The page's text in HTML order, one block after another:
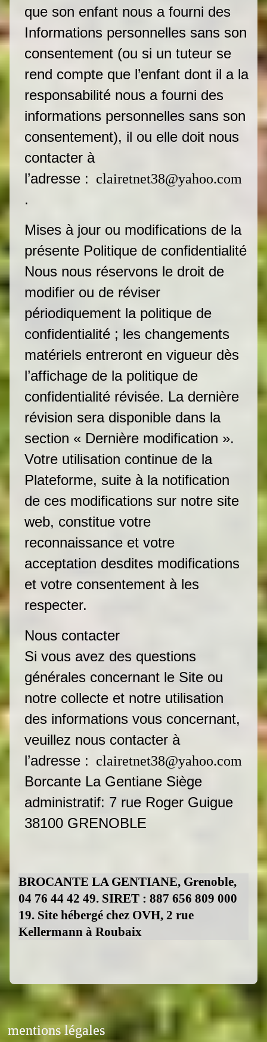
que son enfant nous a fourni des
Informations personnelles sans son
consentement (ou si un tuteur se
rend compte que l’enfant dont il a la
responsabilité nous a fourni des
informations personnelles sans son
consentement), il ou elle doit nous
contacter à
l’adresse : clairetnet38@yahoo.com
.
Mises à jour ou modifications de la
présente Politique de confidentialité
Nous nous réservons le droit de
modifier ou de réviser
périodiquement la politique de
confidentialité ; les changements
matériels entreront en vigueur dès
l’affichage de la politique de
confidentialité révisée. La dernière
révision sera disponible dans la
section « Dernière modification ».
Votre utilisation continue de la
Plateforme, suite à la notification
de ces modifications sur notre site
web, constitue votre
reconnaissance et votre
acceptation desdites modifications
et votre consentement à les
respecter.
Nous contacter
Si vous avez des questions
générales concernant le Site ou
notre collecte et notre utilisation
des informations vous concernant,
veuillez nous contacter à
l’adresse : clairetnet38@yahoo.com
Borcante La Gentiane Siège
administratif: 7 rue Roger Guigue
38100 GRENOBLE
BROCANTE LA GENTIANE, Grenoble,
04 76 44 42 49. SIRET : 887 656 809 000
19. Site hébergé chez OVH, 2 rue
Kellermann à Roubaix
mentions légales